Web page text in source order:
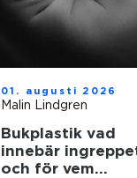
01. augusti 2026
Malin Lindgren
Bukplastik vad
innebär
och för vem